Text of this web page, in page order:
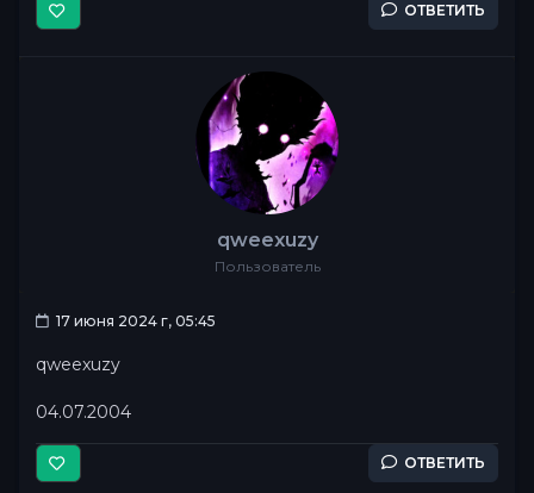
ОТВЕТИТЬ
qweexuzy
Пользователь
17 июня 2024 г, 05:45
qweexuzy
04.07.2004
ОТВЕТИТЬ